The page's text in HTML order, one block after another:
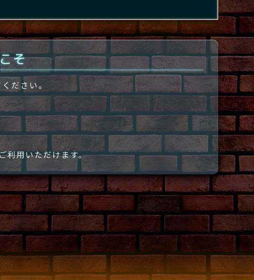
そ
ださい。
利用いただけます。